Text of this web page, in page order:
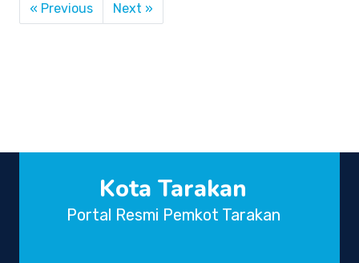
« Previous Next »
Kota Tarakan
Portal Resmi Pemkot Tarakan